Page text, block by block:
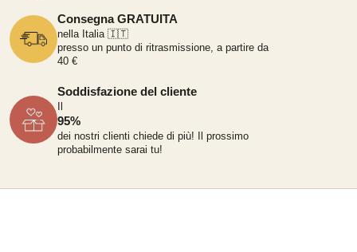
Consegna GRATUITA
nella Italia 🇮🇹
presso un punto di ritrasmissione, a partire da
40 €
Soddisfazione del cliente
Il
95%
dei nostri clienti chiede di più! Il prossimo
probabilmente sarai tu!